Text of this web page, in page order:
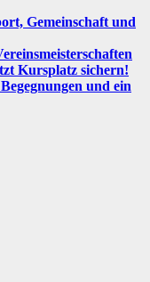
Gemeinschaft und
Kursplatz sichern!
und ein